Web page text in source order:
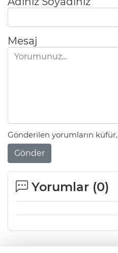
Mesaj
Gönderilen yorumların
Gönder
Yorumlar (0)